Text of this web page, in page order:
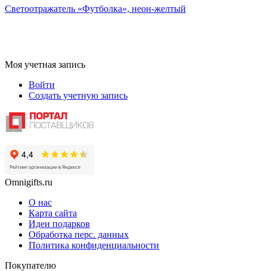
Светоотражатель «Футболка», неон-желтый
Моя учетная запись
Войти
Создать учетную запись
Omnigifts.ru
О нас
Карта сайта
Идеи подарков
Обработка перс. данных
Политика конфиденциальности
Покупателю